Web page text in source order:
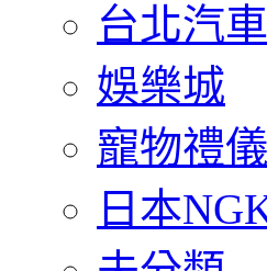
台北汽
娛樂城
寵物禮
日本